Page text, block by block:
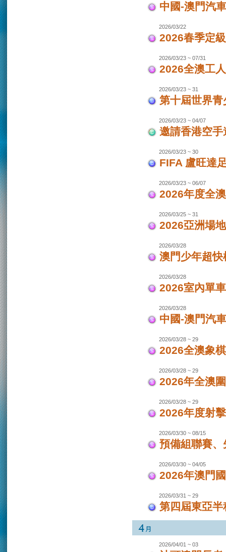
中國-澳門汽
2026/03/22
2026春季定
2026/03/23 ~ 07/31
2026全澳工
2026/03/23 ~ 31
第十屆世界
2026/03/23 ~ 04/07
邀請香港空
2026/03/23 ~ 30
FIFA 盧旺達
2026/03/23 ~ 06/07
2026年度全
2026/03/25 ~ 31
2026亞洲場
2026/03/28
澳門少年超快
2026/03/28
2026室內單
2026/03/28
中國-澳門汽
2026/03/28 ~ 29
2026全澳象
2026/03/28 ~ 29
2026年全澳
2026/03/28 ~ 29
2026年度射
2026/03/30 ~ 08/15
預備組聯賽
2026/03/30 ~ 04/05
2026年澳門
2026/03/31 ~ 29
第四屆東亞
2026/04/01 ~ 03